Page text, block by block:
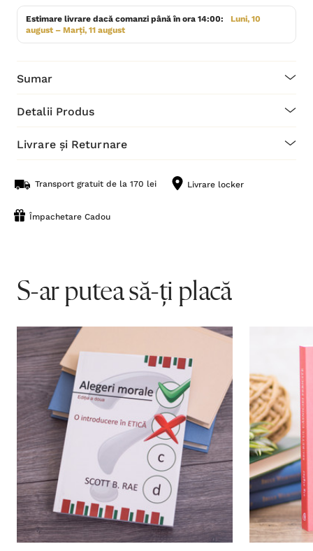
Estimare livrare dacă comanzi până în ora 14:00:
Luni, 10
august – Marți, 11 august
Sumar
Detalii Produs
Livrare și Returnare
Transport gratuit de la 170 lei Livrare locker
Împachetare Cadou
S-ar putea să-ți placă